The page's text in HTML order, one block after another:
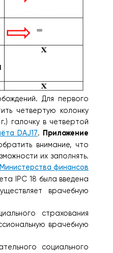
Для первого
четвертую колонку
галочку в четвертой
DAJ17. Приложение
внимание, что
их заполнять.
финансов
IPC 18 была введена
врачебную
страхования
врачебную
социального